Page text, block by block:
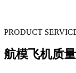
PRODUCT
航模飞机质